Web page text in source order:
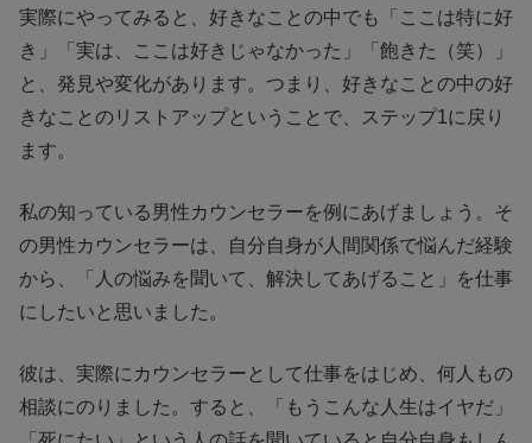
実際にやってみると、好きなことの中でも「ここは特に好
き」「実は、ここは好きじゃなかった」「飽きた（笑）」
と、発見や変化があります。つまり、好きなことの中の好
きなことのリストアップということで、ステップ1に戻り
ます。
私の知っている男性カウンセラーを例にあげましょう。そ
の男性カウンセラーは、自分自身が人間関係で悩んだ経験
から、「人の悩みを聞いて、解決してあげること」を仕事
にしたいと思いました。
彼は、実際にカウンセラーとして仕事をはじめ、何人もの
相談にのりました。すると、「もうこんな人生はイヤだ」